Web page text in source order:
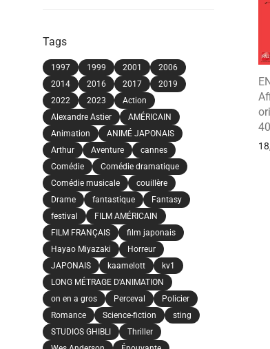
Tags
1997 1999 2001
2006
2014
2016 2017
2019
2022
2023
Action
Alexandre Astier
AMÉRICAIN
Animation
ANIMÉ JAPONAIS
Arthur
Aventure
cannes
Comédie
Comédie dramatique
Comédie musicale
couillère
Drame
fantastique
Fantasy
festival
FILM AMÉRICAIN
FILM FRANÇAIS
film japonais
Hayao Miyazaki
Horreur
JAPONAIS
kaamelott
kv1
LONG MÉTRAGE D'ANIMATION
on en a gros
Perceval
Policier
Romance
Science-fiction
sting
STUDIOS GHIBLI
Thriller